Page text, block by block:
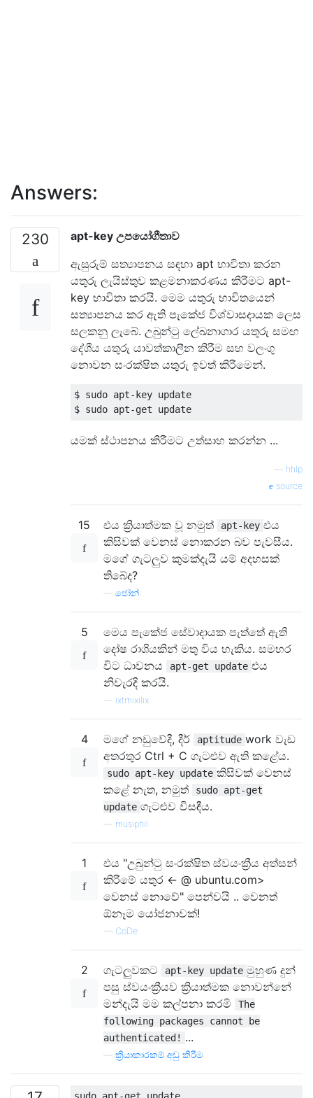
Answers:
230
apt-key උපයෝගීතාව
ඇසුරුම් සත්‍යාපනය සඳහා apt භාවිතා කරන
යතුරු ලැයිස්තුව කළමනාකරණය කිරීමට apt-
key භාවිතා කරයි. මෙම යතුරු භාවිතයෙන්
සත්‍යාපනය කර ඇති පැකේජ විශ්වාසදායක ලෙස
සලකනු ලැබේ. උබුන්ටු ලේඛනාගාර යතුරු සමඟ
දේශීය යතුරු යාවත්කාලීන කිරීම සහ වලංගු
නොවන සංරක්ෂිත යතුරු ඉවත් කිරීමෙන්.
$ sudo apt-key update
යමක් ස්ථාපනය කිරීමට උත්සාහ කරන්න ...
hhlp
source
15 එය ක්‍රියාත්මක වූ නමුත් apt-key එය
කිසිවක් වෙනස් නොකරන බව පැවසීය.
මගේ ගැටලුව කුමක්දැයි යම් අදහසක්
තිබේද?
ජෝන්
5
මෙය පැකේජ සේවාදායක පැත්තේ ඇති
දෝෂ රාශියකින් මතු විය හැකිය. සමහර
විට ධාවනය
apt-get update එය
නිවැරදි කරයි.
ixtmixilix
4 මගේ නඩුවේදී, දීර් aptitude work වැඩ
අතරතුර Ctrl + C ගැටළුව ඇති කළේය.
sudo apt-key update කිසිවක් වෙනස්
කළේ නැත, නමුත්
sudo apt-get
update ගැටළුව විසඳීය.
musiphil
1
එය "උබුන්ටු සංරක්ෂිත ස්වයංක්‍රීය අත්සන්
කිරීමේ යතුර <- @ ubuntu.com>
වෙනස් නොවේ" පෙන්වයි .. වෙනත්
ඕනෑම යෝජනාවක්!
— CoDe
2 ගැටලුවකට apt-key update මුහුණ දුන්
පසු ස්වයංක්‍රීයව ක්‍රියාත්මක නොවන්නේ
මන්දැයි මම කල්පනා කරමි
The
following packages cannot be
authenticated! ...
ක්‍රියාකාරකම් අඩු කිරීම